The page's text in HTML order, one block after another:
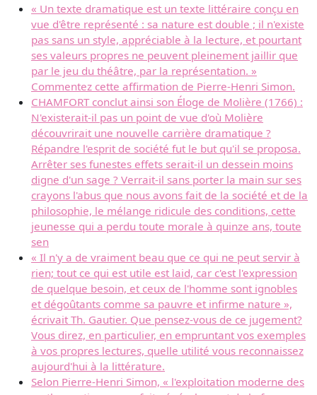
« Un texte dramatique est un texte littéraire conçu en
vue d'être représenté : sa nature est double ; il n'existe
pas sans un style, appréciable à la lecture, et pourtant
ses valeurs propres ne peuvent pleinement jaillir que
par le jeu du théâtre, par la représentation. »
Commentez cette affirmation de Pierre-Henri Simon.
CHAMFORT conclut ainsi son Éloge de Molière (1766) :
N'existerait-il pas un point de vue d'où Molière
découvrirait une nouvelle carrière dramatique ?
Répandre l'esprit de société fut le but qu'il se proposa.
Arrêter ses funestes effets serait-il un dessein moins
digne d'un sage ? Verrait-il sans porter la main sur ses
crayons l'abus que nous avons fait de la société et de la
philosophie, le mélange ridicule des conditions, cette
jeunesse qui a perdu toute morale à quinze ans, toute
sen
« Il n'y a de vraiment beau que ce qui ne peut servir à
rien; tout ce qui est utile est laid, car c'est l'expression
de quelque besoin, et ceux de l'homme sont ignobles
et dégoûtants comme sa pauvre et infirme nature »,
écrivait Th. Gautier. Que pensez-vous de ce jugement?
Vous direz, en particulier, en empruntant vos exemples
à vos propres lectures, quelle utilité vous reconnaissez
aujourd'hui à la littérature.
Selon Pierre-Henri Simon, « l'exploitation moderne des